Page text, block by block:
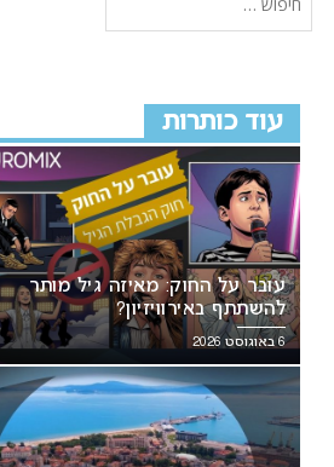
עוד כותרות
עובר על החוק: מאיזה גיל מותר
להשתתף באירוויזיון?
6 באוגוסט 2026